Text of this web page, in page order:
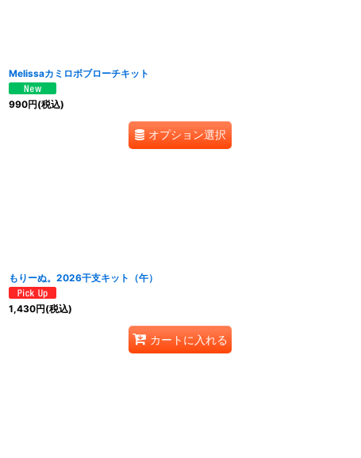
Melissaカミロボブローチキット
990円(税込)
オプション選択
もりーぬ。2026干支キット（午）
1,430円(税込)
カートに入れる